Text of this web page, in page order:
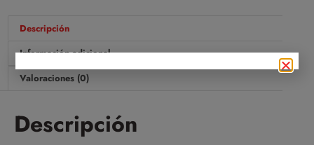
Descripción
Información adicional
Valoraciones (0)
Descripción